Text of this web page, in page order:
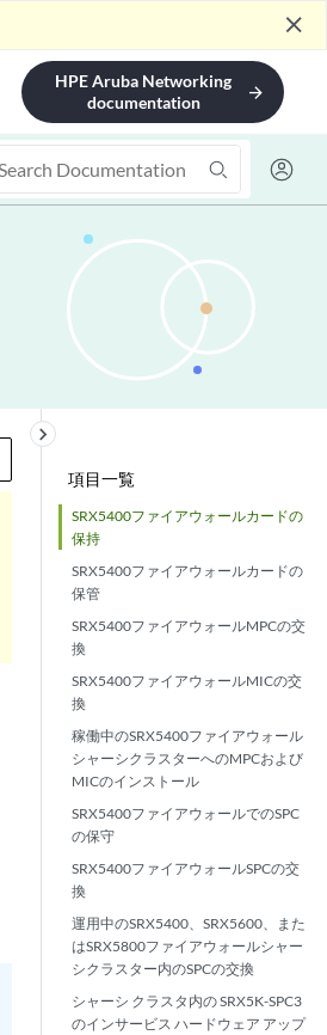
close
HPE Aruba Networking
documentation
arrow_forward
項目一覧
SRX5400ファイアウォールカードの
保持
SRX5400ファイアウォールカードの
保管
SRX5400ファイアウォールMPCの交
換
SRX5400ファイアウォールMICの交
換
稼働中のSRX5400ファイアウォール
シャーシクラスターへのMPCおよび
MICのインストール
SRX5400ファイアウォールでのSPC
の保守
SRX5400ファイアウォールSPCの交
換
運用中のSRX5400、SRX5600、また
はSRX5800ファイアウォールシャー
シクラスター内のSPCの交換
シャーシ クラスタ内の SRX5K-SPC3
のインサービス ハードウェア アップ
keyboard_arrow_right